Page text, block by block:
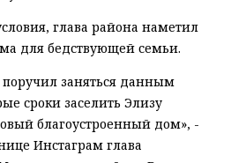
глава района наметил
для бедствующей семьи.
заняться данным
сроки заселить Элизу
благоустроенный дом», -
Инстаграм глава